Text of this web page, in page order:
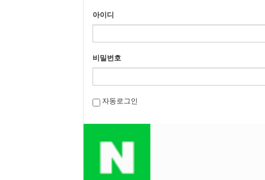
아이디
비밀번호
자동로그인